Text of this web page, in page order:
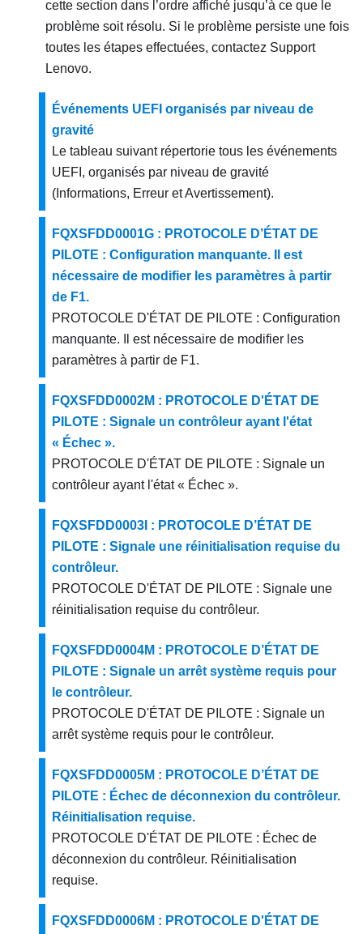
cette section dans l’ordre affiché jusqu’à ce que le
problème soit résolu. Si le problème persiste une fois
toutes les étapes effectuées, contactez Support
Lenovo.
Événements UEFI organisés par niveau de
gravité
Le tableau suivant répertorie tous les événements
UEFI, organisés par niveau de gravité
(Informations, Erreur et Avertissement).
FQXSFDD0001G : PROTOCOLE D’ÉTAT DE
PILOTE : Configuration manquante. Il est
nécessaire de modifier les paramètres à partir
de F1.
PROTOCOLE D'ÉTAT DE PILOTE : Configuration
manquante. Il est nécessaire de modifier les
paramètres à partir de F1.
FQXSFDD0002M : PROTOCOLE D'ÉTAT DE
PILOTE : Signale un contrôleur ayant l'état
« Échec ».
PROTOCOLE D'ÉTAT DE PILOTE : Signale un
contrôleur ayant l'état « Échec ».
FQXSFDD0003I : PROTOCOLE D’ÉTAT DE
PILOTE : Signale une réinitialisation requise du
contrôleur.
PROTOCOLE D'ÉTAT DE PILOTE : Signale une
réinitialisation requise du contrôleur.
FQXSFDD0004M : PROTOCOLE D’ÉTAT DE
PILOTE : Signale un arrêt système requis pour
le contrôleur.
PROTOCOLE D'ÉTAT DE PILOTE : Signale un
arrêt système requis pour le contrôleur.
FQXSFDD0005M : PROTOCOLE D’ÉTAT DE
PILOTE : Échec de déconnexion du contrôleur.
Réinitialisation requise.
PROTOCOLE D'ÉTAT DE PILOTE : Échec de
déconnexion du contrôleur. Réinitialisation
requise.
FQXSFDD0006M : PROTOCOLE D'ÉTAT DE